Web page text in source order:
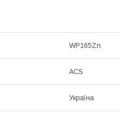
WP165Zn
ACS
Україна